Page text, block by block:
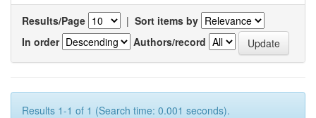
Results/Page | Sort items by
In order
Authors/record
Results 1-1 of 1 (Search time: 0.001 seconds).